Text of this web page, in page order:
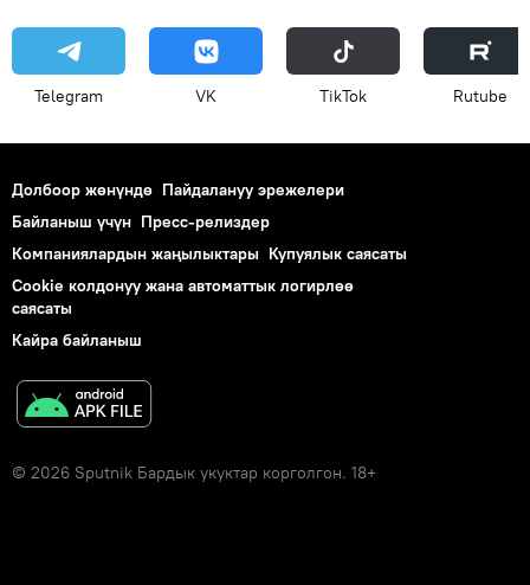
Telegram VK ТikТоk Rutube
Долбоор жөнүндө Пайдалануу эрежелери
Байланыш үчүн Пресс-релиздер
Компаниялардын жаңылыктары Купуялык саясаты
Cookie колдонуу жана автоматтык логирлөө
саясаты
Кайра байланыш
© 2026 Sputnik Бардык укуктар корголгон. 18+